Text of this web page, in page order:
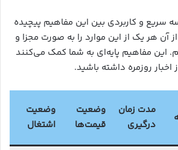
سریع و کاربردی بین این مفاهیم پیچیده
هر یک از این موارد را به صورت مجزا و
این مفاهیم پایه‌ای به شما کمک می‌کنند
اخبار روزمره داشته باشید.
مدت زمان
درگیری
وضعیت
قیمت‌ها
وضعیت
اشتغال